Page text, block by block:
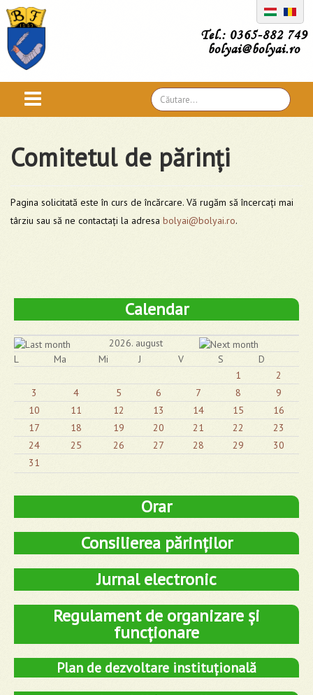
Tel.: 0365-882 749
bolyai@bolyai.ro
Căutare
...
Comitetul de părinți
Pagina solicitată este în curs de încărcare. Vă rugăm să încercați mai
târziu sau să ne contactați la adresa bolyai@bolyai.ro.
Calendar
2026. august
L
Ma Mi J V S
D
1
2
3
4 5 6 7 8
9
10
11 12 13 14 15
16
17
18 19 20 21 22
23
24
25 26 27 28 29
30
31
Orar
Consilierea părinților
Jurnal electronic
Regulament de organizare și
funcționare
Plan de dezvoltare instituțională